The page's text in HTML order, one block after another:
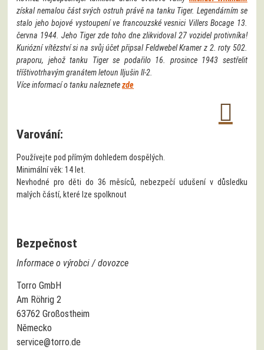
získal nemalou část svých ostruh právě na tanku Tiger. Legendárním se
stalo jeho bojové vystoupení ve francouzské vesnici Villers Bocage 13.
června 1944. Jeho Tiger zde toho dne zlikvidoval 27 vozidel protivníka!
Kuriózní vítězství si na svůj účet připsal Feldwebel Kramer z 2. roty 502.
praporu, jehož tanku Tiger se podařilo 16. prosince 1943 sestřelit
tříštivotrhavým granátem letoun Iljušin Il-2.
Více informací o tanku naleznetezde
Varování:
Používejte pod přímým dohledem dospělých.
Minimální věk: 14 let.
Nevhodné pro děti do 36 měsíců, nebezpečí udušení v důsledku
malých částí, které lze spolknout
Bezpečnost
Informace o výrobci / dovozce
Torro GmbH
Am Röhrig 2
63762 Großostheim
Německo
service@torro.de